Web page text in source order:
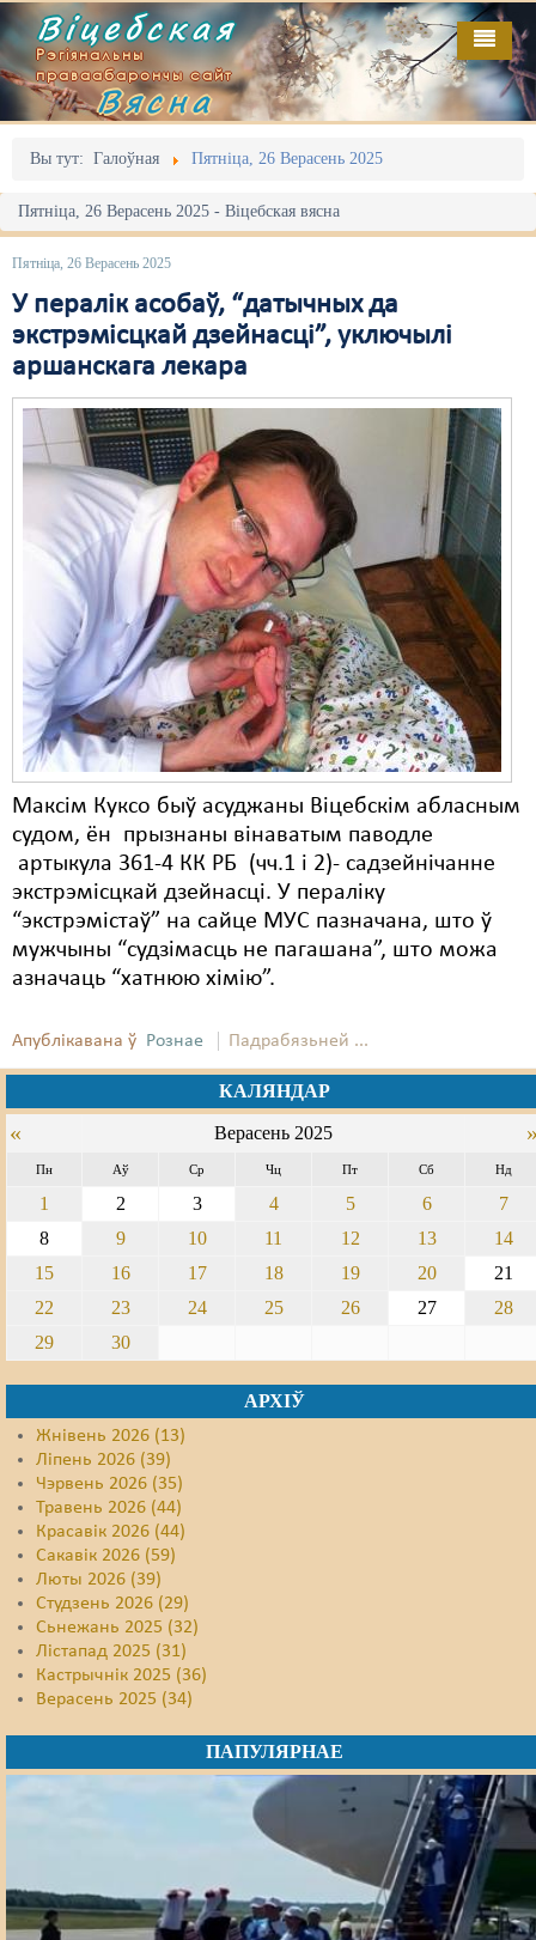
Віцебская
Рэгіянальны
праваабарончы сайт
Вясна
Вы тут: Галоўная Пятніца, 26 Верасень 2025
Пятніца, 26 Верасень 2025 - Віцебская вясна
Пятніца, 26 Верасень 2025
У пералік асобаў, “датычных да
экстрэмісцкай дзейнасці”, уключылі
аршанскага лекара
Максім Куксо быў асуджаны Віцебскім абласным
судом, ён прызнаны вінаватым паводле
артыкула 361-4 КК РБ (чч.1 і 2)- садзейнічанне
экстрэмісцкай дзейнасці. У пераліку
“экстрэмістаў” на сайце МУС пазначана, што ў
мужчыны “судзімасць не пагашана”, што можа
азначаць “хатнюю хімію”.
Апублікавана ў Рознае Падрабязьней ...
КАЛЯНДАР
« Верасень 2025
Пн Аў Ср Чц Пт Сб Нд
1 2 3 4 5 6
7
8
9 10 11 12 13
14
15
16 17 18 19 20
21
22
23 24 25 26 27
28
29
30
АРХІЎ
Жнівень 2026 (13)
Ліпень 2026 (39)
Чэрвень 2026 (35)
Травень 2026 (44)
Красавік 2026 (44)
Сакавік 2026 (59)
Люты 2026 (39)
Студзень 2026 (29)
Сьнежань 2025 (32)
Лістапад 2025 (31)
Кастрычнік 2025 (36)
Верасень 2025 (34)
ПАПУЛЯРНАЕ
Галоўная
Адміністрацыйны перасьлед
Акцыі
Выбары
Грамадзянскія ініцыятывы
Дзяржава
Дыскрымінацыя
Затрыманьні
Карная псыхіятрыя
КПЧ ААН
Культурныя правы
ЛПП
Мігранты
Мірныя сходы
Палітвязьні
Праваабаронцы
Правы дзіцяці
Пэнітэнцыярная сыстэма
Рознае
Свабода слова
Свабода сумленьня
Суд
Экалёгія
Правы працоўных
Выданьні
Відэа
Пра нас
RSS